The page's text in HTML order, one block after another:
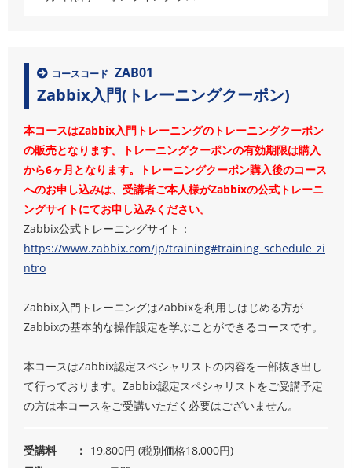
コースコード ZAB01
Zabbix入門(トレーニングクーポン)
本コースはZabbix入門トレーニングのトレーニングクーポン
の販売となります。トレーニングクーポンの有効期限は購入
から6ヶ月となります。トレーニングクーポン購入後のコース
へのお申し込みは、受講者ご本人様がZabbixの公式トレーニ
ングサイトにてお申し込みください。
Zabbix公式トレーニングサイト：
https://www.zabbix.com/jp/training#training_schedule_zi
ntro
Zabbix入門トレーニングはZabbixを利用しはじめる方が
Zabbixの基本的な操作設定を学ぶことができるコースです。
本コースはZabbix認定スペシャリストの内容を一部抜き出し
て行っております。Zabbix認定スペシャリストをご受講予定
の方は本コースをご受講いただく必要はございません。
受講料
19,800円 (税別価格18,000円)